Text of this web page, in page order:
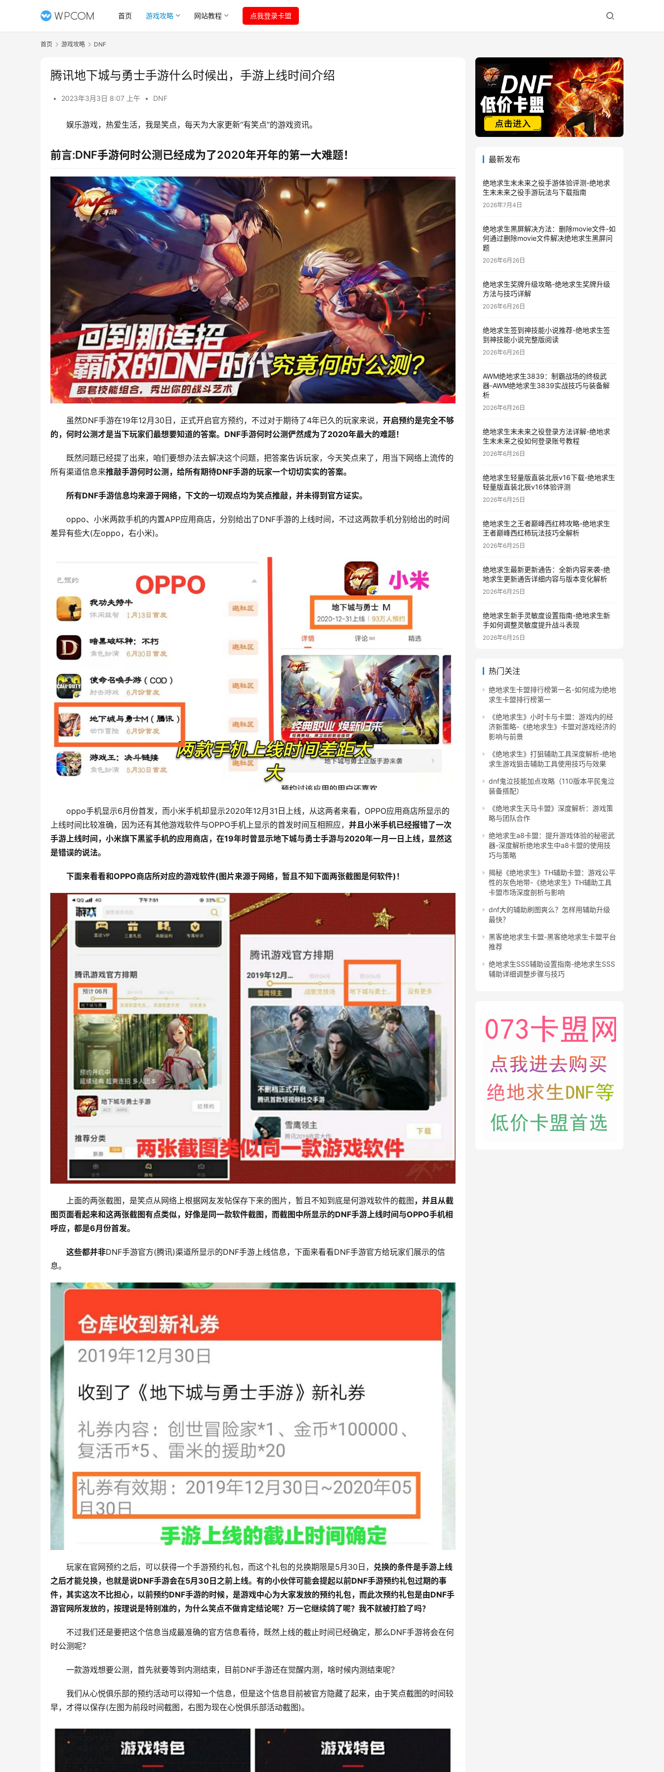
首页 游戏攻略 网站教程 点我登录卡盟
首页 游戏攻略 DNF
腾讯地下城与勇士手游什么时候出，手游上线时间介绍
• 2023年3月3日 8:07 上午 • DNF
娱乐游戏，热爱生活，我是笑点，每天为大家更新“有笑点”的游戏资讯。
前言:DNF手游何时公测已经成为了2020年开年的第一大难题！
虽然DNF手游在19年12月30日，正式开启官方预约，不过对于期待了4年已久的玩家来说， 开启预约是完全不够
的，何时公测才是当下玩家们最想要知道的答案。DNF手游何时公测俨然成为了2020年最大的难题！
既然问题已经提了出来，咱们要想办法去解决这个问题，把答案告诉玩家，今天笑点来了，用当下网络上流传的
所有渠道信息来推敲手游何时公测，给所有期待DNF手游的玩家一个切切实实的答案。
所有DNF手游信息均来源于网络，下文的一切观点均为笑点推敲，并未得到官方证实。
oppo、小米两款手机的内置APP应用商店，分别给出了DNF手游的上线时间，不过这两款手机分别给出的时间
差异有些大(左oppo，右小米)。
oppo手机显示6月份首发，而小米手机却显示2020年12月31日上线，从这两者来看，OPPO应用商店所显示的
上线时间比较准确，因为还有其他游戏软件与OPPO手机上显示的首发时间互相照应， 并且小米手机已经报错了一次
手游上线时间，小米旗下黑鲨手机的应用商店，在19年时曾显示地下城与勇士手游与2020年一月一日上线，显然这
是错误的说法。
下面来看看和OPPO商店所对应的游戏软件(图片来源于网络，暂且不知下面两张截图是何软件)！
上面的两张截图，是笑点从网络上根据网友发帖保存下来的图片，暂且不知到底是何游戏软件的截图 ，并且从截
图页面看起来和这两张截图有点类似，好像是同一款软件截图，而截图中所显示的DNF手游上线时间与OPPO手机相
呼应，都是6月份首发。
这些都并非DNF手游官方(腾讯)渠道所显示的DNF手游上线信息，下面来看看DNF手游官方给玩家们展示的信
息。
玩家在官网预约之后，可以获得一个手游预约礼包，而这个礼包的兑换期限是5月30日， 兑换的条件是手游上线
之后才能兑换，也就是说DNF手游会在5月30日之前上线。有的小伙伴可能会提起以前DNF手游预约礼包过期的事
件，其实这次不比担心，以前预约DNF手游的时候，是游戏中心为大家发放的预约礼包，而此次预约礼包是由DNF手
游官网所发放的，按理说是特别准的，为什么笑点不做肯定结论呢？万一它继续鸽了呢？我不就被打脸了吗？
不过我们还是要把这个信息当成最准确的官方信息看待，既然上线的截止时间已经确定，那么DNF手游将会在何
时公测呢？
一款游戏想要公测，首先就要等到内测结束，目前DNF手游还在觉醒内测，啥时候内测结束呢？
我们从心悦俱乐部的预约活动可以得知一个信息，但是这个信息目前被官方隐藏了起来，由于笑点截图的时间较
早，才得以保存(左图为前段时间截图，右图为现在心悦俱乐部活动截图)。
最新发布
绝地求生末未来之役手游体验评测-绝地求
生末未来之役手游玩法与下载指南
2026年7月4日
绝地求生黑屏解决方法：删除movie文件-如
何通过删除movie文件解决绝地求生黑屏问
题
2026年6月26日
绝地求生奖牌升级攻略-绝地求生奖牌升级
方法与技巧详解
2026年6月26日
绝地求生签到神技能小说推荐-绝地求生签
到神技能小说完整版阅读
2026年6月26日
AWM绝地求生3839：制霸战场的终极武
器-AWM绝地求生3839实战技巧与装备解
析
2026年6月26日
绝地求生末未来之役登录方法详解-绝地求
生末未来之役如何登录账号教程
2026年6月26日
绝地求生轻量版直装北辰v16下载-绝地求生
轻量版直装北辰v16体验评测
2026年6月25日
绝地求生之王者巅峰西红柿攻略-绝地求生
王者巅峰西红柿玩法技巧全解析
2026年6月25日
绝地求生最新更新通告：全新内容来袭-绝
地求生更新通告详细内容与版本变化解析
2026年6月25日
绝地求生新手灵敏度设置指南-绝地求生新
手如何调整灵敏度提升战斗表现
2026年6月25日
热门关注
绝地求生卡盟排行榜第一名-如何成为绝地
求生卡盟排行榜第一
《绝地求生》小时卡与卡盟：游戏内的经
济新策略-《绝地求生》卡盟对游戏经济的
影响与前景
《绝地求生》打狙辅助工具深度解析-绝地
求生游戏狙击辅助工具使用技巧与效果
dnf鬼泣技能加点攻略（110版本平民鬼泣
装备搭配）
《绝地求生天马卡盟》深度解析：游戏策
略与团队合作
绝地求生a8卡盟：提升游戏体验的秘密武
器-深度解析绝地求生中a8卡盟的使用技
巧与策略
揭秘《绝地求生》TH辅助卡盟：游戏公平
性的灰色地带-《绝地求生》TH辅助工具
卡盟市场深度剖析与影响
dnf大的辅助刷图爽么？怎样用辅助升级
最快？
黑客绝地求生卡盟-黑客绝地求生卡盟平台
推荐
绝地求生SSS辅助设置指南-绝地求生SSS
辅助详细调整步骤与技巧